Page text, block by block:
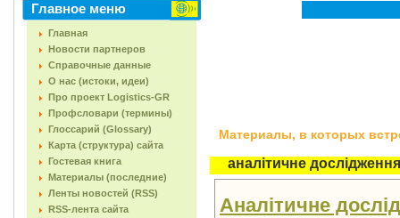
Главное меню
Главная
Новости партнеров
Справочные данные
О нас (истоки, идеи)
Про проект Logistics-GR
Профсловари (термины)
Глоссарий (Glossary)
Карта (структура) сайта
Гостевая книга
Материалы (последние)
Ленты новостей (RSS)
RSS-лента сайта
Материалы, в которых
аналітичне дослідження
Аналітичне